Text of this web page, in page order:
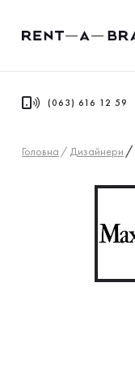
(063) 616 12 59
Головна / Дизайнери /